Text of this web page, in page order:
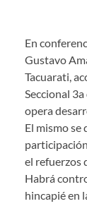
En
Gustavo
Tacuarati,
Seccional
opera
El mismo se
el refuerzos
Habrá
hincapié en